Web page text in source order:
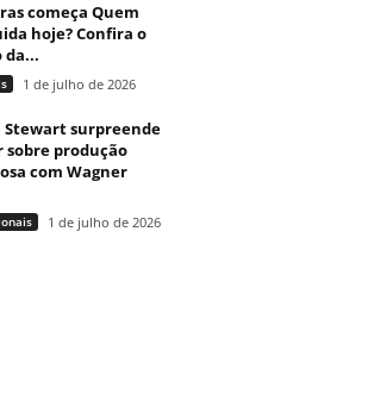
começa Quem
hoje? Confira o
da...
1 de julho de 2026
Stewart surpreende
sobre produção
com Wagner
1 de julho de 2026